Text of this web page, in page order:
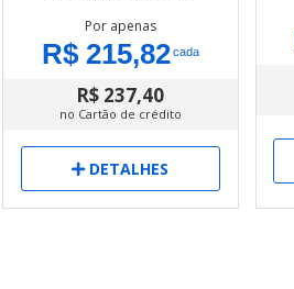
Por apenas
R$ 215,82cada
R$ 237,40
no Cartão de crédito
DETALHES